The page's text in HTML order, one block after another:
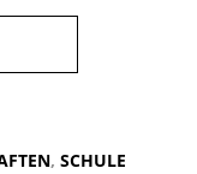
, SCHULE